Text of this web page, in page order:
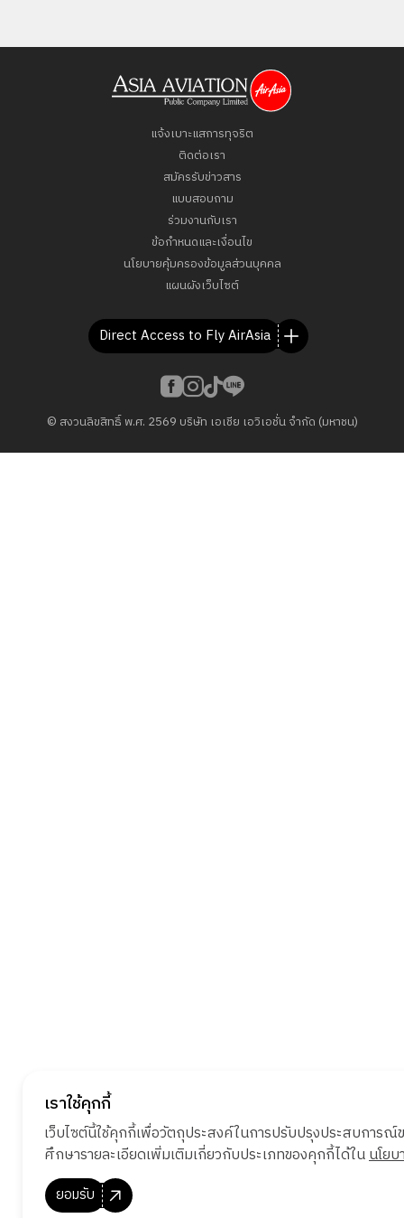
เราใช้คุกกี้
เว็บไซต์นี้ใช้คุกกี้เพื่อวัตถุประสงค์ในการปรับปรุงประสบการณ์
ศึกษารายละเอียดเพิ่มเติมเกี่ยวกับประเภทของคุกกี้ได้ในนโย
ยอมรับ
แจ้งเบาะแสการทุจริต
ติดต่อเรา
สมัครรับข่าวสาร
แบบสอบถาม
ร่วมงานกับเรา
ข้อกำหนดและเงื่อนไข
นโยบายคุ้มครองข้อมูลส่วนบุคคล
แผนผังเว็บไซต์
Direct Access to Fly AirAsia
© สงวนลิขสิทธิ์ พ.ศ. 2569 บริษัท เอเชีย เอวิเอชั่น จำกัด (มหาชน)